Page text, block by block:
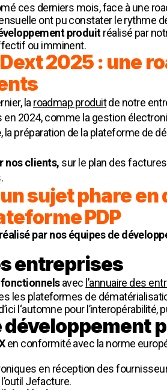
ces derniers mois, face à une
ont pu constater le rythme
produitréalisé par
ou imminent.
2025 : une
la roadmap produitde notre
en 2024, comme la gestion
, la préparation de la plateforme de
nos clients, sur le plan des
sujet phare
PDP
par nos équipes de
entreprises
avec l’annuaire des
les plateformes de
l‘automne pour l’interopérabilité,
en conformité avec la norme
en réception des
Jefacture.